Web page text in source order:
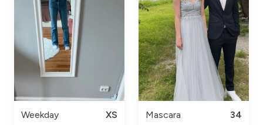
Weekday
XS
Mascara
34